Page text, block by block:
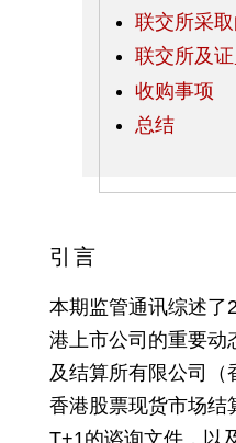
联交所采
联交所及
收购事项
总结
引言
本期监管通讯综述了
港上市公司的重要动
及结算所有限公司（
香港股票现货市场结